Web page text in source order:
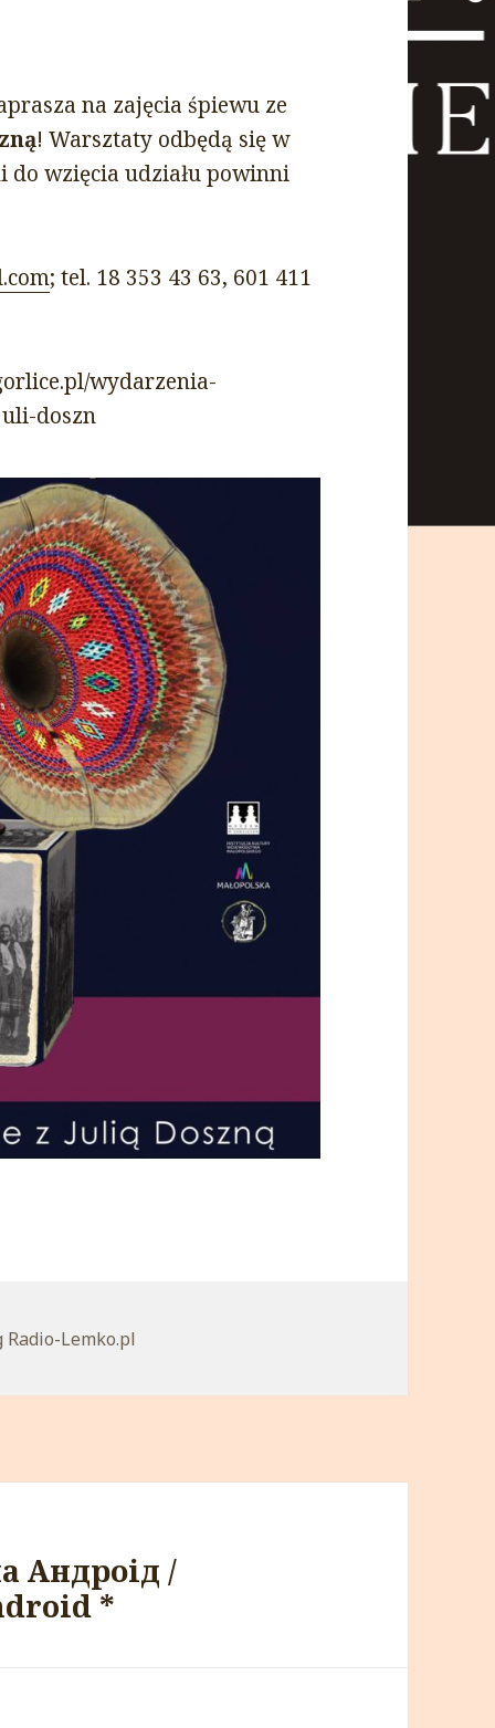
na zajęcia śpiewu ze
! Warsztaty odbędą się w
do wzięcia udziału powinni
; tel. 18 353 43 63, 601 411
wydarzenia-
doszn
Radio-Lemko.pl
Андроід /
*